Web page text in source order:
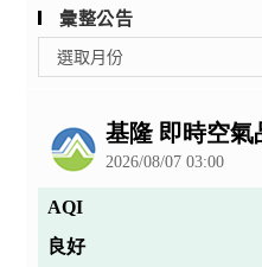
彙整公告
整
選取月份